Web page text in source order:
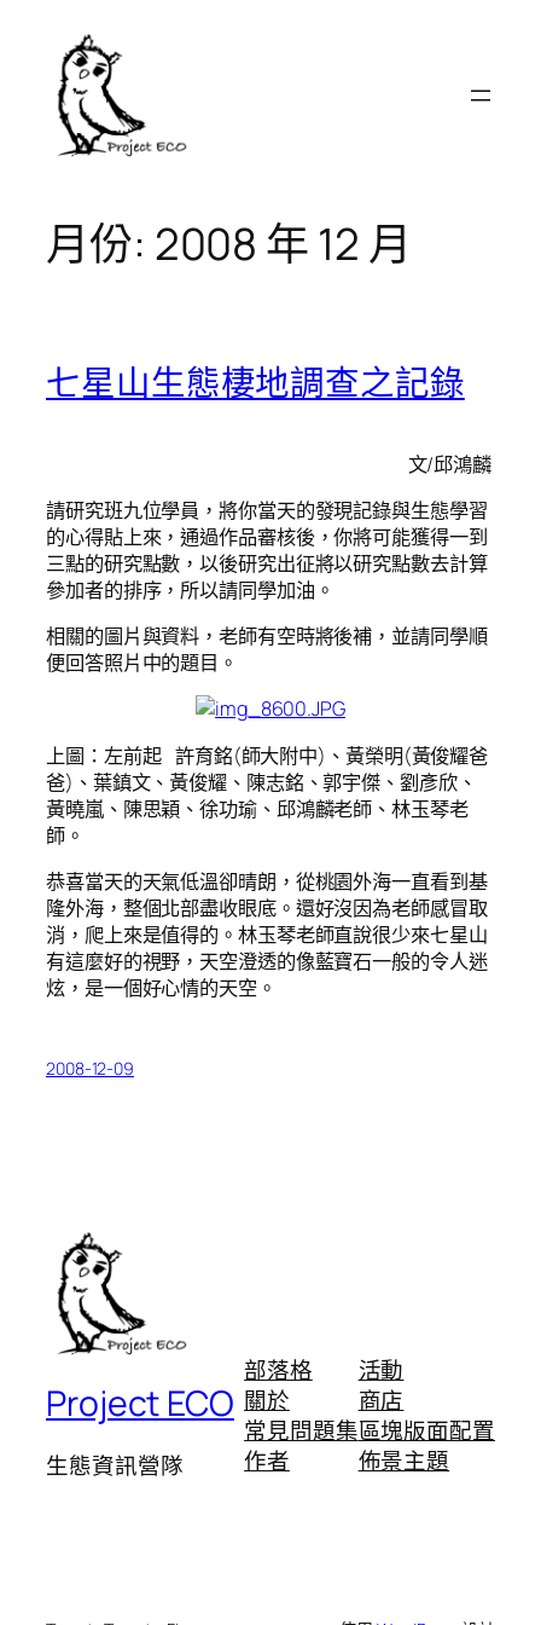
月份: 2008 年 12 月
七星山生態棲地調查之記錄
文/邱鴻麟
請研究班九位學員，將你當天的發現記錄與生態學習
的心得貼上來，通過作品審核後，你將可能獲得一到
三點的研究點數，以後研究出征將以研究點數去計算
參加者的排序，所以請同學加油。
相關的圖片與資料，老師有空時將後補，並請同學順
便回答照片中的題目。
上圖：左前起 許育銘(師大附中)、黃榮明(黃俊耀爸
爸)、葉鎮文、黃俊耀、陳志銘、郭宇傑、劉彥欣、
黃曉嵐、陳思穎、徐功瑜、邱鴻麟老師、林玉琴老
師。
恭喜當天的天氣低溫卻晴朗，從桃園外海一直看到基
隆外海，整個北部盡收眼底。還好沒因為老師感冒取
消，爬上來是值得的。林玉琴老師直說很少來七星山
有這麼好的視野，天空澄透的像藍寶石一般的令人迷
炫，是一個好心情的天空。
2008-12-09
Project ECO
生態資訊營隊
部落格
關於
常見問題集
作者
活動
商店
區塊版面配置
佈景主題